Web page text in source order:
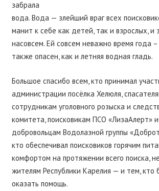
забрала
вода. Вода — злейший враг всех
манит к себе как детей, так и взрослых, и
насовсем. Ей совсем неважно время года
также опасен, как и летняя водная гладь.
Большое спасибо всем, кто принимал
администрации посёлка Хелюля,
сотрудникам уголовного розыска и
комитета, поисковикам ПСО «ЛизаАлерт»
добровольцам Водолазной группы
кто обеспечивал поисковиков горячим
комфортом на протяжении всего поиска,
жителям Республики Карелия — и тем, кто
оказать помощь.